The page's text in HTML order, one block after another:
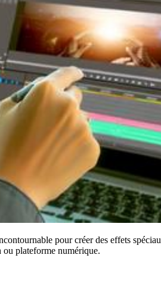
pour créer des effets
ou plateforme numérique.